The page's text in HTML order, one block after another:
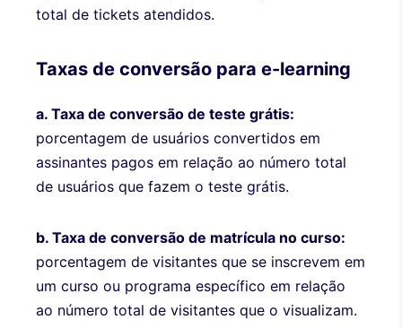
total de tickets atendidos.
Taxas de conversão para e-learning
a. Taxa de conversão de teste grátis:
porcentagem de usuários convertidos em
assinantes pagos em relação ao número total
de usuários que fazem o teste grátis.
b. Taxa de conversão de matrícula no curso:
porcentagem de visitantes que se inscrevem em
um curso ou programa específico em relação
ao número total de visitantes que o visualizam.